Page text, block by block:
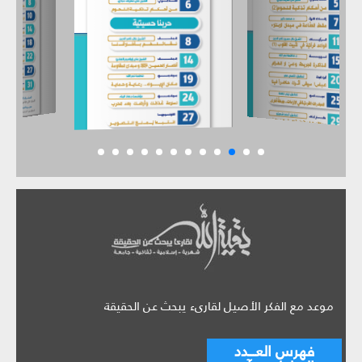
موعد مع الفكر الأصيل لقارىء يبحث عن الحقيقة
فهرس العـــدد